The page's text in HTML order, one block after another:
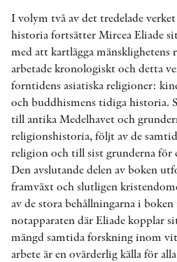
I volym två av det tredelade
historia fortsätter Mircea Eliade
med att kartlägga
arbetade kronologiskt och detta
forntidens asiatiska religioner:
och buddhismens tidiga historia.
till antika Medelhavet och
religionshistoria, följt av de
religion och till sist grunderna för
Den avslutande delen av boken
framväxt och slutligen
av de stora behållningarna i
notapparaten där Eliade kopplar
mängd samtida forskning inom
arbete är en ovärderlig källa för